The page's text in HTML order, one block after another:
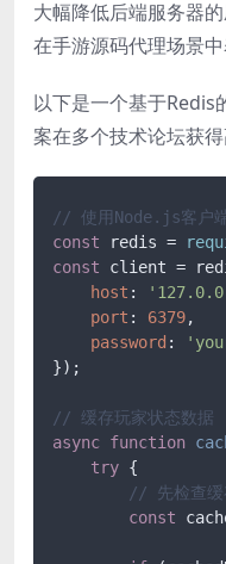
大幅降低后端服务器
在手游源码代理场景中
以下是一个基于Redis
案在多个技术论坛获得
// 使用Node.js客户
const redis =
const client =
host :
port : 6379,
password :
});
// 缓存玩家状态数据
async function
try {
// 先检查缓
const